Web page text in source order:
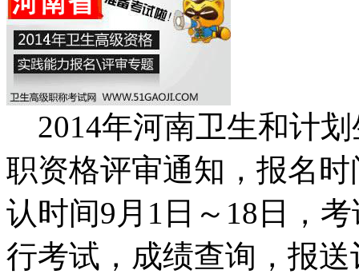
2014年河南卫生和计
职资格评审通知，报名
认时间9月1日～18日，
行考试，成绩查询，报